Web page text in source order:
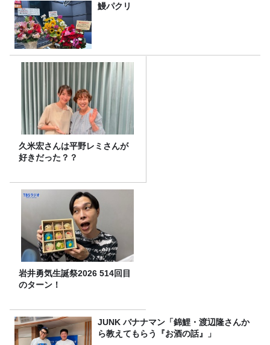
鰻パクリ
久米宏さんは平野レミさんが
好きだった？？
岩井勇気生誕祭2026 514回目
のターン！
JUNK バナナマン「錦鯉・渡辺隆さんか
ら教えてもらう『お酒の話』」